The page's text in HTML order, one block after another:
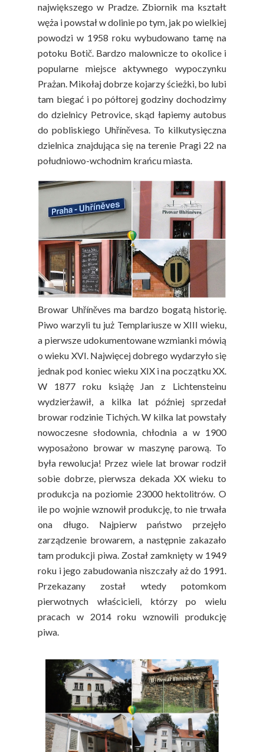
największego w Pradze. Zbiornik ma kształt
węża i powstał w dolinie po tym, jak po wielkiej
powodzi w 1958 roku wybudowano tamę na
potoku Botič. Bardzo malownicze to okolice i
popularne miejsce aktywnego wypoczynku
Prażan. Mikołaj dobrze kojarzy ścieżki, bo lubi
tam biegać i po półtorej godziny dochodzimy
do dzielnicy Petrovice, skąd łapiemy autobus
do pobliskiego Uhříněvesa. To kilkutysięczna
dzielnica znajdująca się na terenie Pragi 22 na
południowo-wchodnim krańcu miasta.
Browar Uhříněves ma bardzo bogatą historię.
Piwo warzyli tu już Templariusze w XIII wieku,
a pierwsze udokumentowane wzmianki mówią
o wieku XVI. Najwięcej dobrego wydarzyło się
jednak pod koniec wieku XIX i na początku XX.
W 1877 roku książę Jan z Lichtensteinu
wydzierżawił, a kilka lat później sprzedał
browar rodzinie Tichých. W kilka lat powstały
nowoczesne słodownia, chłodnia a w 1900
wyposażono browar w maszynę parową. To
była rewolucja! Przez wiele lat browar rodził
sobie dobrze, pierwsza dekada XX wieku to
produkcja na poziomie 23000 hektolitrów. O
ile po wojnie wznowił produkcję, to nie trwała
ona długo. Najpierw państwo przejęło
zarządzenie browarem, a następnie zakazało
tam produkcji piwa. Został zamknięty w 1949
roku i jego zabudowania niszczały aż do 1991.
Przekazany został wtedy potomkom
pierwotnych właścicieli, którzy po wielu
pracach w 2014 roku wznowili produkcję
piwa.